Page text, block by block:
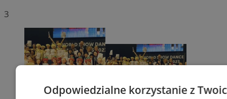
3
Odpowiedzialne korzystanie z